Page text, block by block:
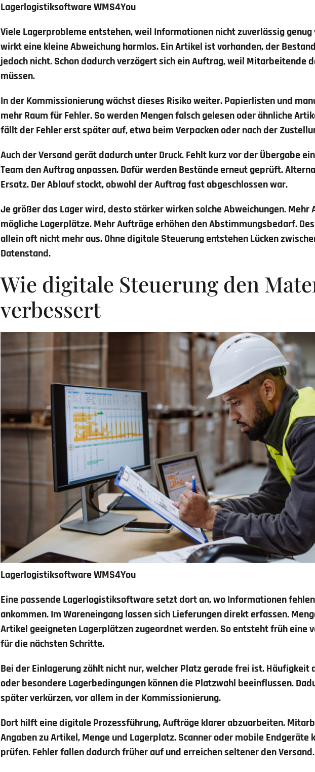
LagerlogistiksoftwareWMS4You
Viele Lagerprobleme entstehen, weil Informationen nicht zuverlässig genug
wirkt eine kleine Abweichung harmlos. Ein Artikel ist vorhanden, der
jedoch nicht. Schon dadurch verzögert sich ein Auftrag, weil Mitarbeitende
müssen.
In der Kommissionierung wächst dieses Risiko weiter. Papierlisten und
mehr Raum für Fehler. So werden Mengen falsch gelesen oder ähnliche
fällt der Fehler erst später auf, etwa beim Verpacken oder nach der
Auch der Versand gerät dadurch unter Druck. Fehlt kurz vor der Übergabe
Team den Auftrag anpassen. Dafür werden Bestände erneut geprüft.
Ersatz. Der Ablauf stockt, obwohl der Auftrag fast abgeschlossen war.
Je größer das Lager wird, desto stärker wirken solche Abweichungen.
mögliche Lagerplätze. Mehr Aufträge erhöhen den Abstimmungsbedarf.
allein oft nicht mehr aus. Ohne digitale Steuerung entstehen Lücken
Datenstand.
Wie digitale Steuerung den
verbessert
Lagerlogistiksoftware WMS4You
Eine passende Lagerlogistiksoftware setzt dort an, wo Informationen
ankommen. Im Wareneingang lassen sich Lieferungen direkt erfassen.
Artikel geeigneten Lagerplätzen zugeordnet werden. So entsteht früh eine
für die nächsten Schritte.
Bei der Einlagerung zählt nicht nur, welcher Platz gerade frei ist. Häufigkeit
oder besondere Lagerbedingungen können die Platzwahl beeinflussen.
später verkürzen, vor allem in der Kommissionierung.
Dort hilft eine digitale Prozessführung, Aufträge klarer abzuarbeiten.
Angaben zu Artikel, Menge und Lagerplatz. Scanner oder mobile Endgeräte
prüfen. Fehler fallen dadurch früher auf und erreichen seltener den Versand.